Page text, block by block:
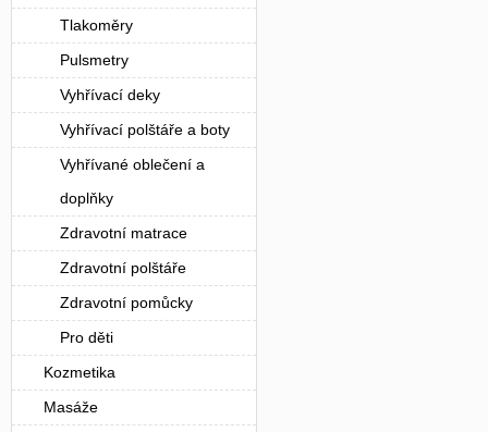
Tlakoměry
Pulsmetry
Vyhřívací deky
Vyhřívací polštáře a boty
Vyhřívané oblečení a
doplňky
Zdravotní matrace
Zdravotní polštáře
Zdravotní pomůcky
Pro děti
Kozmetika
Masáže